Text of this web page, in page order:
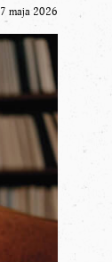
7 maja 2026